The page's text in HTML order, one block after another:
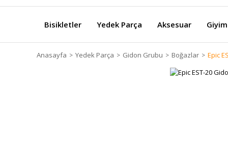
Bisikletler Yedek Parça Aksesuar Giyim
Anasayfa Yedek Parça Gidon Grubu Boğazlar Epic